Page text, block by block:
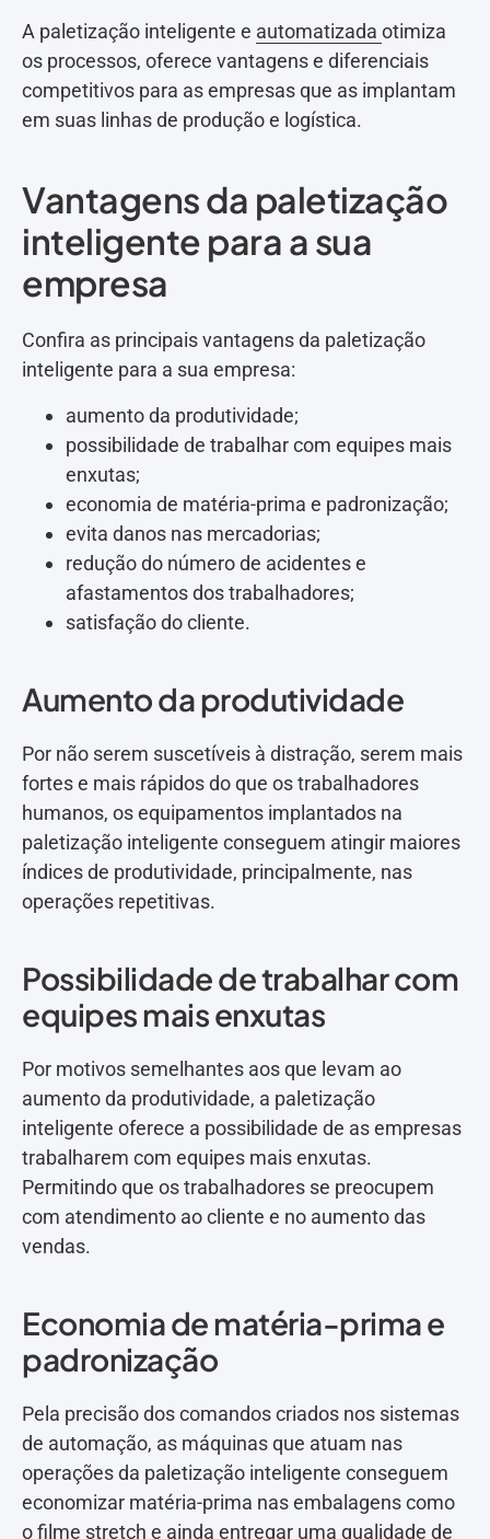
A paletização inteligente e automatizada otimiza
os processos, oferece vantagens e diferenciais
competitivos para as empresas que as implantam
em suas linhas de produção e logística.
Vantagens da paletização
inteligente para a sua
empresa
Confira as principais vantagens da paletização
inteligente para a sua empresa:
aumento da produtividade;
possibilidade de trabalhar com equipes mais
enxutas;
economia de matéria-prima e padronização;
evita danos nas mercadorias;
redução do número de acidentes e
afastamentos dos trabalhadores;
satisfação do cliente.
Aumento da produtividade
Por não serem suscetíveis à distração, serem mais
fortes e mais rápidos do que os trabalhadores
humanos, os equipamentos implantados na
paletização inteligente conseguem atingir maiores
índices de produtividade, principalmente, nas
operações repetitivas.
Possibilidade de trabalhar com
equipes mais enxutas
Por motivos semelhantes aos que levam ao
aumento da produtividade, a paletização
inteligente oferece a possibilidade de as empresas
trabalharem com equipes mais enxutas.
Permitindo que os trabalhadores se preocupem
com atendimento ao cliente e no aumento das
vendas.
Economia de matéria-prima e
padronização
Pela precisão dos comandos criados nos sistemas
de automação, as máquinas que atuam nas
operações da paletização inteligente conseguem
economizar matéria-prima nas embalagens como
o filme stretch e ainda entregar uma qualidade de